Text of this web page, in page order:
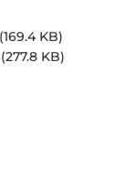
KB)
KB)